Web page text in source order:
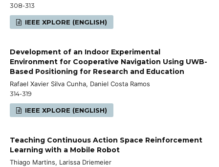
308-313
IEEE XPLORE (ENGLISH)
Development of an Indoor Experimental
Environment for Cooperative Navigation Using UWB-
Based Positioning for Research and Education
Rafael Xavier Silva Cunha, Daniel Costa Ramos
314-319
IEEE XPLORE (ENGLISH)
Teaching Continuous Action Space Reinforcement
Learning with a Mobile Robot
Thiago Martins, Larissa Driemeier